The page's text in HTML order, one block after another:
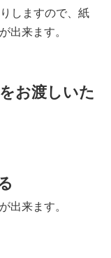
しますので、紙
出来ます。
お渡しいた
出来ます。